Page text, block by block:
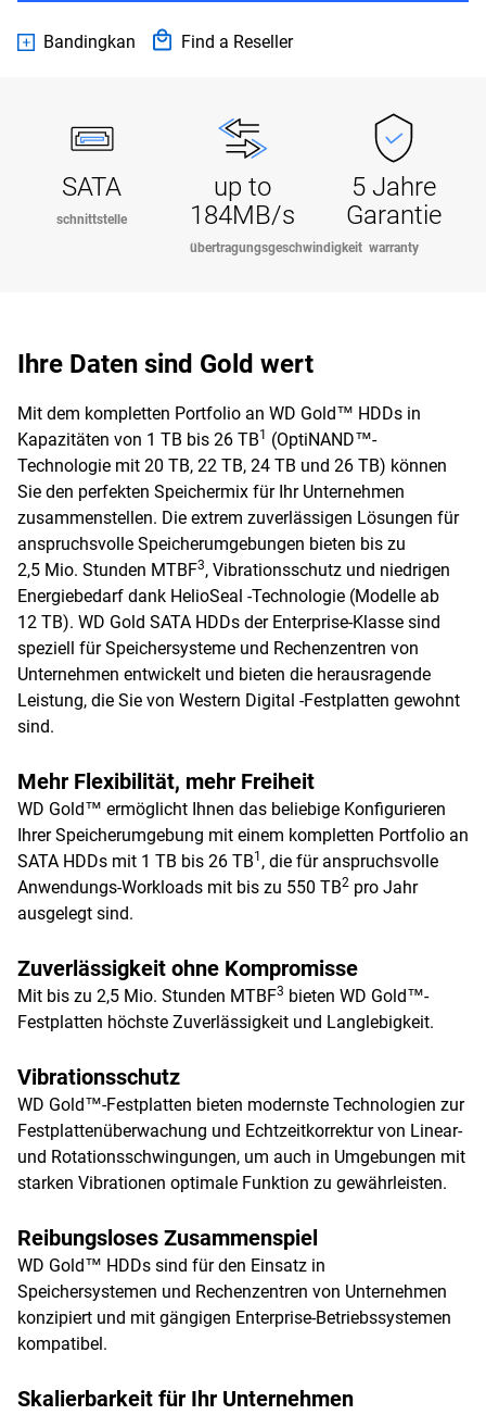
Bandingkan Find a Reseller
SATA
schnittstelle
up to
184MB/s
übertragungsgeschwindigkeit
5 Jahre
Garantie
warranty
Ihre Daten sind Gold wert
Mit dem kompletten Portfolio an WD Gold™ HDDs in
Kapazitäten von 1 TB bis 26 TB1
(OptiNAND™-
Technologie mit 20 TB, 22 TB, 24 TB und 26 TB) können
Sie den perfekten Speichermix für Ihr Unternehmen
zusammenstellen. Die extrem zuverlässigen Lösungen für
anspruchsvolle Speicherumgebungen bieten bis zu
2,5 Mio. Stunden MTBF3, Vibrationsschutz und niedrigen
Energiebedarf dank HelioSeal -Technologie (Modelle ab
12 TB). WD Gold SATA HDDs der Enterprise-Klasse sind
speziell für Speichersysteme und Rechenzentren von
Unternehmen entwickelt und bieten die herausragende
Leistung, die Sie von Western Digital -Festplatten gewohnt
sind.
Mehr Flexibilität, mehr Freiheit
WD Gold™ ermöglicht Ihnen das beliebige Konfigurieren
Ihrer Speicherumgebung mit einem kompletten Portfolio an
SATA HDDs mit 1 TB bis 26 TB1 , die für anspruchsvolle
Anwendungs-Workloads mit bis zu 550 TB2 pro Jahr
ausgelegt sind.
Zuverlässigkeit ohne Kompromisse
Mit bis zu 2,5 Mio. Stunden MTBF3 bieten WD Gold™-
Festplatten höchste Zuverlässigkeit und Langlebigkeit.
Vibrationsschutz
WD Gold™-Festplatten bieten modernste Technologien zur
Festplattenüberwachung und Echtzeitkorrektur von Linear-
und Rotationsschwingungen, um auch in Umgebungen mit
starken Vibrationen optimale Funktion zu gewährleisten.
Reibungsloses Zusammenspiel
WD Gold™ HDDs sind für den Einsatz in
Speichersystemen und Rechenzentren von Unternehmen
konzipiert und mit gängigen Enterprise-Betriebssystemen
kompatibel.
Skalierbarkeit für Ihr Unternehmen